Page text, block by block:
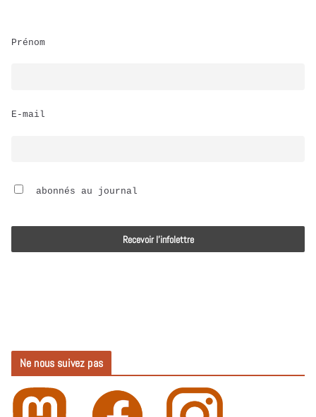
r
i
Prénom
E-mail
abonnés au journal
Ne nous suivez pas